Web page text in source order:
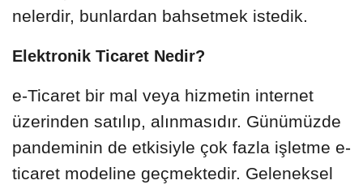
nelerdir, bunlardan bahsetmek istedik.
Elektronik Ticaret Nedir?
e-Ticaret bir mal veya hizmetin internet
üzerinden satılıp, alınmasıdır. Günümüzde
pandeminin de etkisiyle çok fazla işletme e-
ticaret modeline geçmektedir. Geleneksel